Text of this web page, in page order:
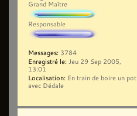
Grand Maître
Responsable
Messages: 3784
Enregistré le: Jeu 29 Sep 2005,
13:01
Localisation: En train de boire un pot
avec Dédale